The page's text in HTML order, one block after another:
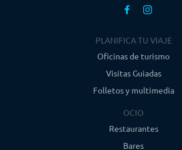
PLANIFICA TU VIAJE
Oficinas de turismo
Visitas Guiadas
Folletos y multimedia
OCIO
Restaurantes
Bares